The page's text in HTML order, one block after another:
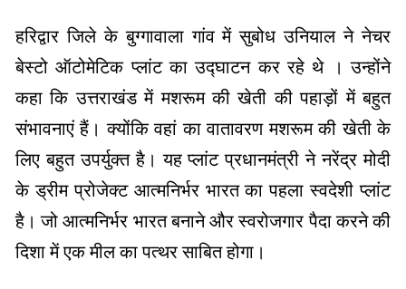
हरिद्वार जिले के बुग्गावाला गांव में सुबोध उनियाल ने नेचर
बेस्टो ऑटोमेटिक प्लांट का उद्घाटन कर रहे थे । उन्होंने
कहा कि उत्तराखंड में मशरूम की खेती की पहाड़ों में बहुत
संभावनाएं हैं। क्योंकि वहां का वातावरण मशरूम की खेती के
लिए बहुत उपर्युक्त है। यह प्लांट प्रधानमंत्री ने नरेंद्र मोदी
के ड्रीम प्रोजेक्ट आत्मनिर्भर भारत का पहला स्वदेशी प्लांट
है। जो आत्मनिर्भर भारत बनाने और स्वरोजगार पैदा करने की
दिशा में एक मील का पत्थर साबित होगा।